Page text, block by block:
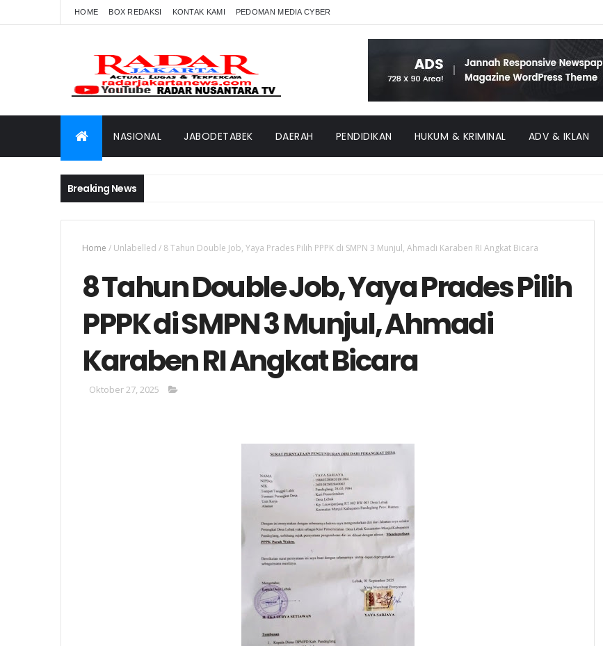
HOME BOX REDAKSI KONTAK KAMI PEDOMAN MEDIA CYBER
NASIONAL JABODETABEK DAERAH PENDIDIKAN HUKUM & KRIMINAL ADV & IKLAN
Breaking News
Home / Unlabelled / 8 Tahun Double Job, Yaya Prades Pilih PPPK di SMPN 3 Munjul, Ahmadi Karaben RI Angkat Bicara
8 Tahun Double Job, Yaya Prades Pilih
PPPK di SMPN 3 Munjul, Ahmadi
Karaben RI Angkat Bicara
Oktober 27, 2025